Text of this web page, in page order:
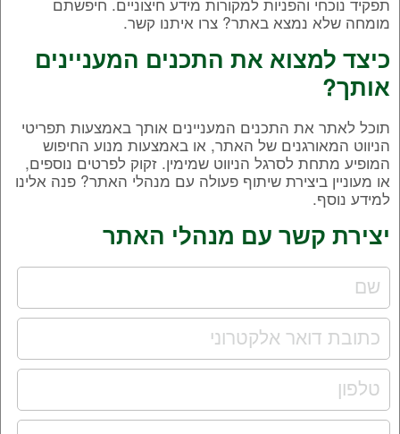
מומחה שלא נמצא באתר? צרו איתנו קשר.
כיצד למצוא את התכנים המעניינים
אותך?
תוכל לאתר את התכנים המעניינים אותך באמצעות תפריטי
הניווט המאורגנים של האתר, או באמצעות מנוע החיפוש
המופיע מתחת לסרגל הניווט שמימין. זקוק לפרטים נוספים,
או מעוניין ביצירת שיתוף פעולה עם מנהלי האתר? פנה אלינו
למידע נוסף.
יצירת קשר עם מנהלי האתר